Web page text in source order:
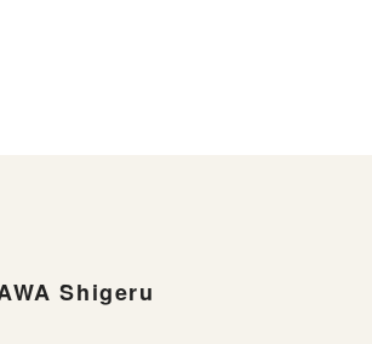
Shigeru